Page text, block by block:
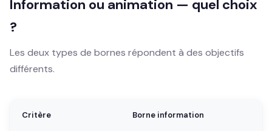
Information ou animation — quel choix
?
Les deux types de bornes répondent à des objectifs
différents.
Critère Borne information